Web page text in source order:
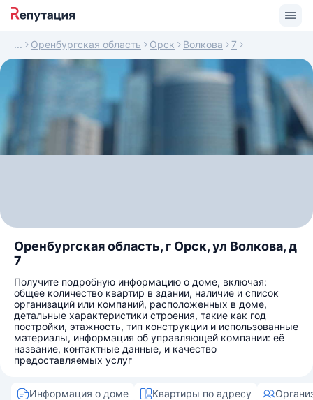
Оренбургская область Орск Волкова 7
Оренбургская область, г Орск, ул Волкова, д
7
Получите подробную информацию о доме, включая:
общее количество квартир в здании, наличие и список
организаций или компаний, расположенных в доме,
детальные характеристики строения, такие как год
постройки, этажность, тип конструкции и использованные
материалы, информация об управляющей компании: её
название, контактные данные, и качество
предоставляемых услуг
Информация о доме Квартиры по адресу